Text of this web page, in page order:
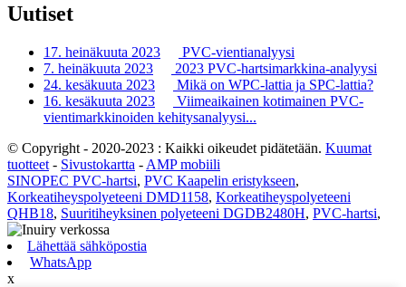
Uutiset
17. heinäkuuta 2023
PVC-vientianalyysi
7. heinäkuuta 2023
2023 PVC-hartsimarkkina-analyysi
24. kesäkuuta 2023
Mikä on WPC-lattia ja SPC-lattia?
16. kesäkuuta 2023
Viimeaikainen kotimainen PVC-
vientimarkkinoiden kehitysanalyysi...
© Copyright - 2020-2023 : Kaikki oikeudet pidätetään. Kuumat
tuotteet - Sivustokartta - AMP mobiili
SINOPEC PVC-hartsi, PVC Kaapelin eristykseen,
Korkeatiheyspolyeteeni DMD1158, Korkeatiheyspolyeteeni
QHB18, Suuritiheyksinen polyeteeni DGDB2480H, PVC-hartsi,
Lähettää sähköpostia
WhatsApp
x